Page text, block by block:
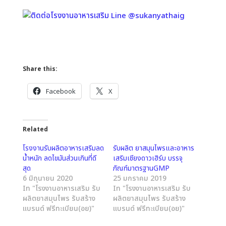
Share this:
Facebook X
Related
โรงงานรับผลิตอาหารเสริมลด
น้ำหนัก ลดไขมันส่วนเกินที่ดี
สุด
6 มิถุนายน 2020
In "โรงงานอาหารเสริม รับ
ผลิตยาสมุนไพร รับสร้าง
แบรนด์ ฟรีทะเบียน(อย)"
รับผลิต ยาสมุนไพรและอาหาร
เสริมเชียงดาวเฮิร์บ บรรจุ
ภัณฑ์มาตรฐานGMP
25 มกราคม 2019
In "โรงงานอาหารเสริม รับ
ผลิตยาสมุนไพร รับสร้าง
แบรนด์ ฟรีทะเบียน(อย)"